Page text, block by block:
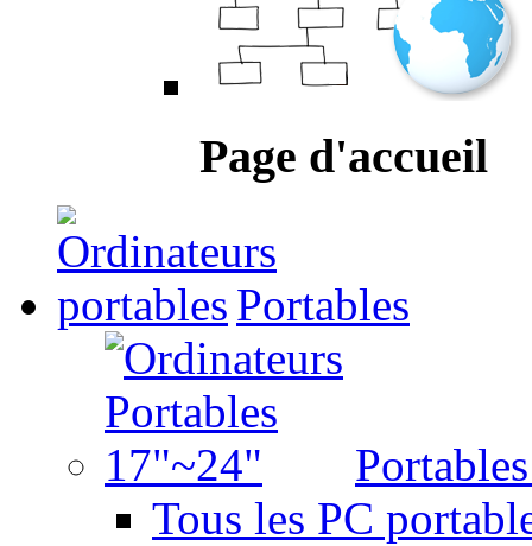
Page d'accueil
Portables
Tous les PC